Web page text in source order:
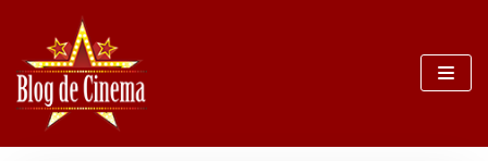
Sari
la
conținut